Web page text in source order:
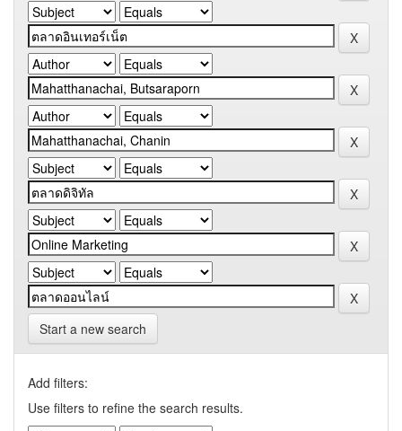
Start a new search
Add filters:
Use filters to refine the search results.